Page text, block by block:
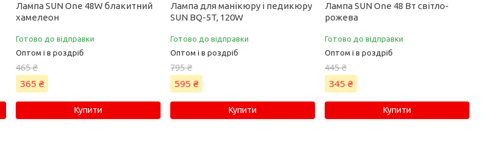
Лампа SUN One 48W блакитний
хамелеон
Готово до відправки
Оптом і в роздріб
465 ₴
365 ₴
Купити
Лампа для манікюру і педикюру
SUN BQ-5T, 120W
Готово до відправки
Оптом і в роздріб
795 ₴
595 ₴
Купити
Лампа SUN One 48 Вт світло-
рожева
Готово до відправки
Оптом і в роздріб
445 ₴
345 ₴
Купити